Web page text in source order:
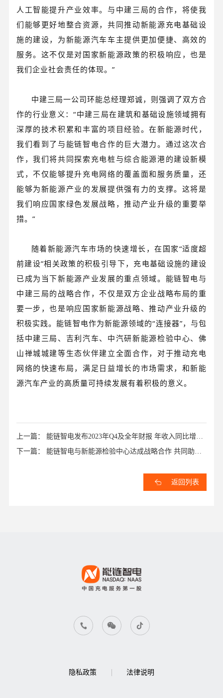
人工智能提升产业效率。与中建三局的合作，将使我
们能够更好地整合资源，共同推动新能源充电基础设
施的建设，为新能源汽车车主提供更加便捷、高效的
服务。这不仅是对国家新能源政策的积极响应，也是
我们企业社会责任的体现。”
中建三局一公司环能总经理郑诚，则强调了双方合
作的行业意义：“中建三局在建筑和基础设施领域拥有
深厚的技术积累和丰富的项目经验。在新能源时代，
我们看到了与能链智电合作的巨大潜力。通过这次合
作，我们将共同探索充电桩与综合能源港的建设新模
式，不仅能够提升充电网络的覆盖面和服务质量，还
能够为新能源产业的发展提供强有力的支撑。这将是
我们响应国家绿色发展战略，推动产业升级的重要举
措。”
随着新能源汽车市场的快速增长，在国家“适度超
前建设”相关政策的积极引导下，充电基础设施的建设
已成为当下新能源产业发展的重点领域。能链智电与
中建三局的战略合作，不仅是双方企业战略布局的重
要一步，也是响应国家新能源战略、推动产业升级的
积极实践。能链智电作为新能源领域的“连接器”，与包
括中建三局、吉利汽车、中汽研新能源检验中心、佛
山禅城城建等生态伙伴建立全面合作，对于推动充电
网络的快速布局，满足日益增长的市场需求，和新能
源汽车产业的高质量可持续发展有着积极的意义。
上一篇： 能链智电发布2023年Q4及全年财报 年收入同比增长
245%毛利同增13倍
下一篇： 能链智电与新能源检验中心达成战略合作 共同助力
返回列表
隐私政策 法律说明